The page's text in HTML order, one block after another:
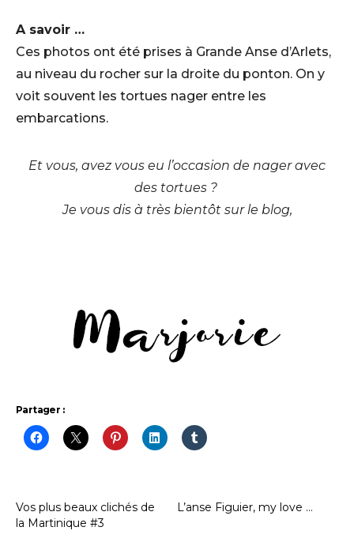
A savoir …
Ces photos ont été prises à Grande Anse d’Arlets,
au niveau du rocher sur la droite du ponton. On y
voit souvent les tortues nager entre les
embarcations.
Et vous, avez vous eu l’occasion de nager avec
des tortues ?
Je vous dis à très bientôt sur le blog,
Partager :
Vos plus beaux clichés de
la Martinique #3
L’anse Figuier, my love …